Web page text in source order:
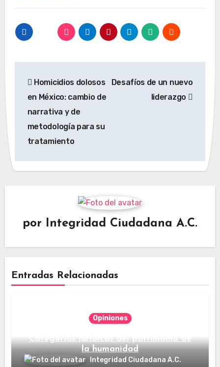
de
entradas
Homicidios dolosos
en México: cambio de
narrativa y de
metodología para su
tratamiento
Desafíos de un nuevo
liderazgo
por Integridad Ciudadana A.C.
Entradas Relacionadas
Opiniones
Categorías jurídicas del patrimonio de
la humanidad
Integridad Ciudadana A.C.